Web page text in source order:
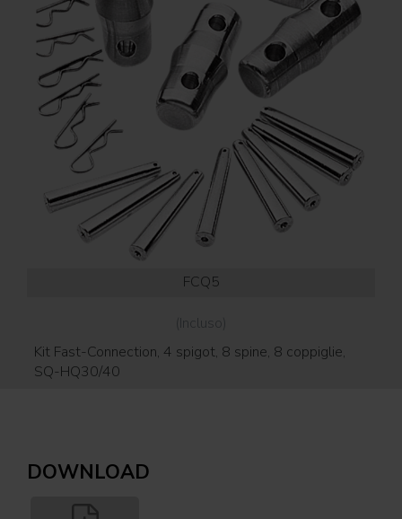
FCQ5
(Incluso)
Kit Fast-Connection, 4 spigot, 8 spine, 8 coppiglie,
SQ-HQ30/40
DOWNLOAD